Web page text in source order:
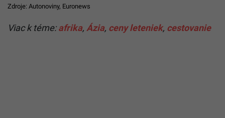
Zdroje: Autonoviny, Euronews
Viac k téme:afrika, Ázia, ceny leteniek, cestovanie